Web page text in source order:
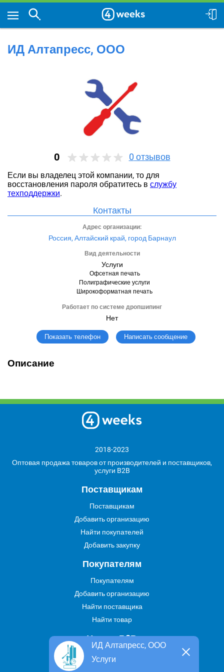
ИД Алтапресс, ООО
0 0 отзывов
Если вы владелец этой компании, то для
восстановления пароля обратитесь в службу
техподдержки.
Контакты
Адрес организации:
Россия, Алтайский край, город Барнаул
Вид деятельности
Услуги
Офсетная печать
Полиграфические услуги
Широкоформатная печать
Работает по системе дропшипинг
Нет
Показать телефон Написать сообщение
Описание
ИД Алтапресс, ООО
Услуги
2018-2023
Оптовая продажа товаров от производителей и поставщиков,
услуги B2B
Поставщикам
Поставщикам
Добавить организацию
Найти покупателей
Добавить закупку
Покупателям
Покупателям
Добавить организацию
Найти поставщика
Найти товар
Услуги В2В
Найти услугу
Предложить свою услугу